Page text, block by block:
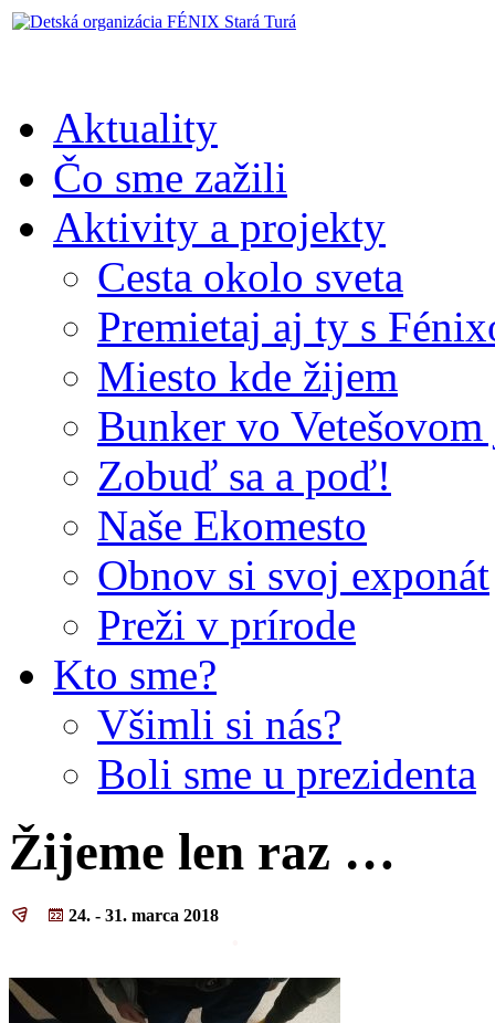
Aktuality
Čo sme zažili
Aktivity a projekty
Cesta okolo sveta
Premietaj aj ty s
Miesto kde žijem
Bunker vo
Zobuď sa a poď!
Naše Ekomesto
Obnov si svoj exponát
Preži v prírode
Kto sme?
Všimli si nás?
Boli sme u prezidenta
Žijeme len raz …
24. - 31. marca 2018